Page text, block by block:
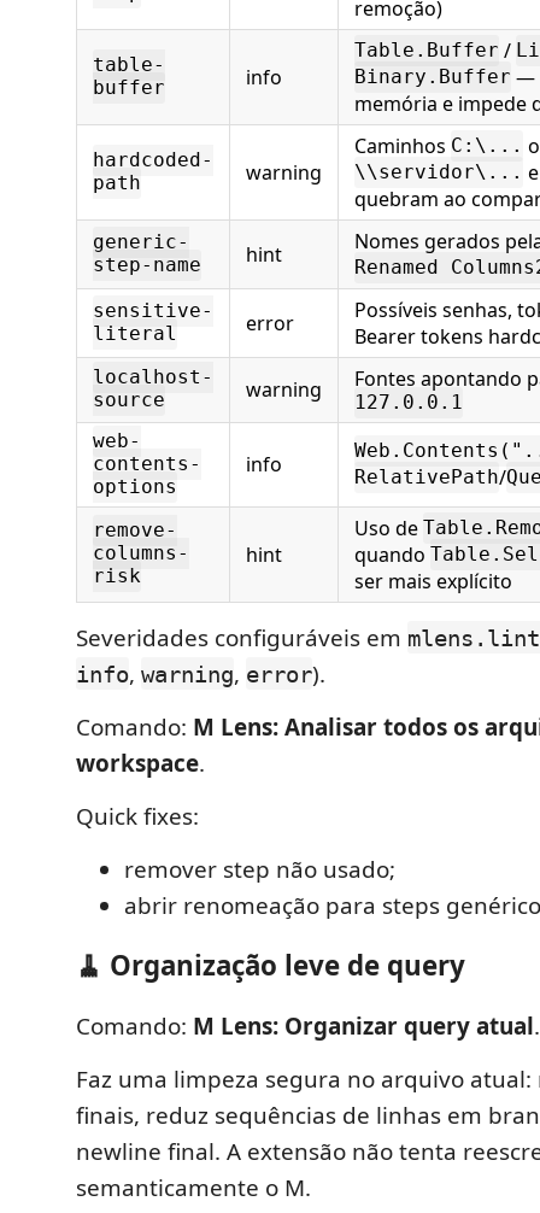
remoção)
table-
buffer
info
Table.Buffer /
Binary.Buffer —
memória e impede
hardcoded-
path
warning
Caminhos C:\...
\\servidor\...
quebram ao
generic-
step-name
hint Nomes gerados
Renamed
sensitive-
literal
error
Possíveis senhas,
Bearer tokens
localhost-
source
warning Fontes apontando
127.0.0.1
web-
contents-
options
info
RelativePath/
remove-
columns-
risk
hint
Uso de
quando
ser mais explícito
Severidades configuráveis em
info, warning, error).
Comando: M Lens: Analisar todos os
workspace.
Quick fixes:
remover step não usado;
abrir renomeação para steps
🧹 Organização leve de query
Comando: M Lens: Organizar query atual.
Faz uma limpeza segura no arquivo atual:
finais, reduz sequências de linhas em
newline final. A extensão não tenta
semanticamente o M.